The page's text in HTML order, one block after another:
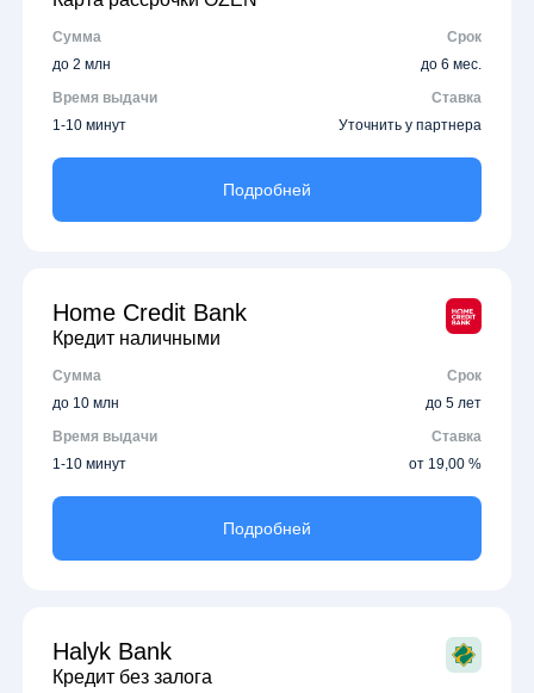
Сумма
Срок
до 2 млн
до 6 мес.
Время выдачи
Ставка
1-10 минут
Уточнить у партнера
Подробней
Home Credit Bank
Кредит наличными
Сумма
Срок
до 10 млн
до 5 лет
Время выдачи
Ставка
1-10 минут
от 19,00 %
Подробней
Halyk Bank
Кредит без залога